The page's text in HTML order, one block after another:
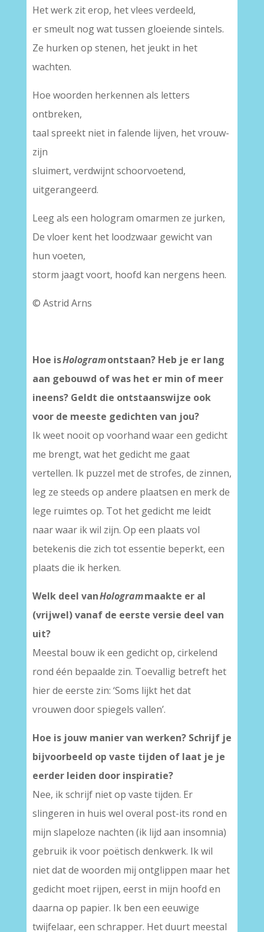
Het werk zit erop, het vlees verdeeld,
er smeult nog wat tussen gloeiende sintels.
Ze hurken op stenen, het jeukt in het
wachten.
Hoe woorden herkennen als letters
ontbreken,
taal spreekt niet in falende lijven, het vrouw-
zijn
sluimert, verdwijnt schoorvoetend,
uitgerangeerd.
Leeg als een hologram omarmen ze jurken,
De vloer kent het loodzwaar gewicht van
hun voeten,
storm jaagt voort, hoofd kan nergens heen.
© Astrid Arns
Hoe isHologramontstaan? Heb je er lang
aan gebouwd of was het er min of meer
ineens? Geldt die ontstaanswijze ook
voor de meeste gedichten van jou?
Ik weet nooit op voorhand waar een gedicht
me brengt, wat het gedicht me gaat
vertellen. Ik puzzel met de strofes, de zinnen,
leg ze steeds op andere plaatsen en merk de
lege ruimtes op. Tot het gedicht me leidt
naar waar ik wil zijn. Op een plaats vol
betekenis die zich tot essentie beperkt, een
plaats die ik herken.
Welk deel vanHologrammaakte er al
(vrijwel) vanaf de eerste versie deel van
uit?
Meestal bouw ik een gedicht op, cirkelend
rond één bepaalde zin. Toevallig betreft het
hier de eerste zin: ‘Soms lijkt het dat
vrouwen door spiegels vallen’.
Hoe is jouw manier van werken? Schrijf je
bijvoorbeeld op vaste tijden of laat je je
eerder leiden door inspiratie?
Nee, ik schrijf niet op vaste tijden. Er
slingeren in huis wel overal post-its rond en
mijn slapeloze nachten (ik lijd aan insomnia)
gebruik ik voor poëtisch denkwerk. Ik wil
niet dat de woorden mij ontglippen maar het
gedicht moet rijpen, eerst in mijn hoofd en
daarna op papier. Ik ben een eeuwige
twijfelaar, een schrapper. Het duurt meestal